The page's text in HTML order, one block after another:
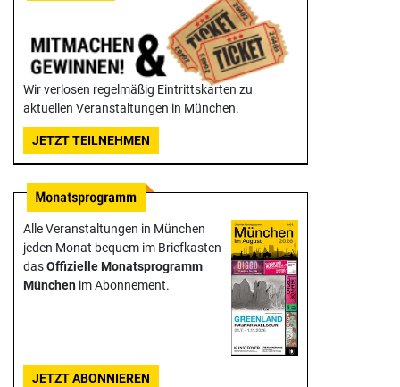
Wir verlosen regelmäßig Eintrittskarten zu
aktuellen Veranstaltungen in München.
JETZT TEILNEHMEN
Alle Veranstaltungen in München
jeden Monat bequem im Briefkasten -
dasOffizielle Monats­programm
München im Abonnement.
JETZT ABONNIEREN